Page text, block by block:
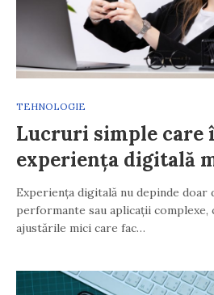
TEHNOLOGIE
Lucruri simple care
experiența digitală
Experiența digitală nu depinde doar
performante sau aplicații complexe,
ajustările mici care fac…